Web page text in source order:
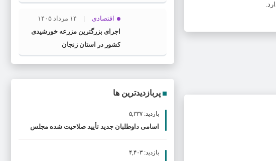
همدلی»
اقتصادی
۱۴ مرداد ۱۴۰۵
اجرای بزرگترین مزرعه خورشیدی
کشور در استان زنجان
پربازدیدترین ها
بازدید: ۵,۳۳۷
اسامی داوطلبان جدید تأیید صلاحیت شده مجلس
بازدید: ۴,۴۰۳